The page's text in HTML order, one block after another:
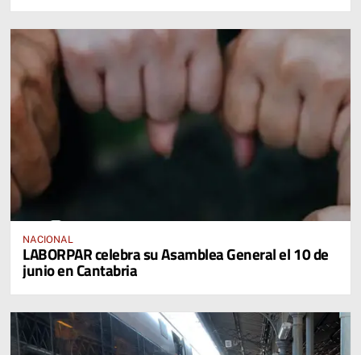
NACIONAL
LABORPAR celebra su Asamblea General el 10 de
junio en Cantabria